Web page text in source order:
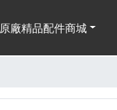
原廠精品配件商城